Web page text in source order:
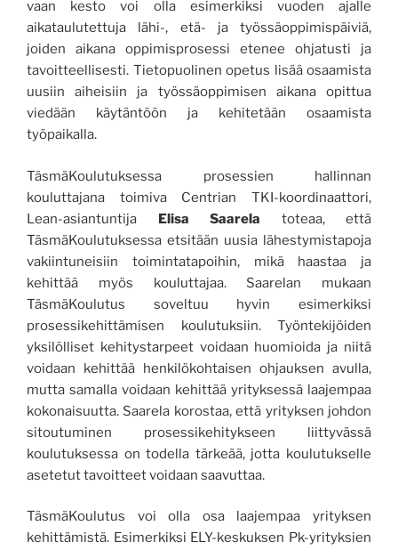
vaan kesto voi olla esimerkiksi vuoden ajalle
aikataulutettuja lähi-, etä- ja työssäoppimispäiviä,
joiden aikana oppimisprosessi etenee ohjatusti ja
tavoitteellisesti. Tietopuolinen opetus lisää osaamista
uusiin aiheisiin ja työssäoppimisen aikana opittua
viedään käytäntöön ja kehitetään osaamista
työpaikalla.
TäsmäKoulutuksessa prosessien hallinnan
kouluttajana toimiva Centrian TKI-koordinaattori,
Lean-asiantuntija Elisa Saarela toteaa, että
TäsmäKoulutuksessa etsitään uusia lähestymistapoja
vakiintuneisiin toimintatapoihin, mikä haastaa ja
kehittää myös kouluttajaa. Saarelan mukaan
TäsmäKoulutus soveltuu hyvin esimerkiksi
prosessikehittämisen koulutuksiin. Työntekijöiden
yksilölliset kehitystarpeet voidaan huomioida ja niitä
voidaan kehittää henkilökohtaisen ohjauksen avulla,
mutta samalla voidaan kehittää yrityksessä laajempaa
kokonaisuutta. Saarela korostaa, että yrityksen johdon
sitoutuminen prosessikehitykseen liittyvässä
koulutuksessa on todella tärkeää, jotta koulutukselle
asetetut tavoitteet voidaan saavuttaa.
TäsmäKoulutus voi olla osa laajempaa yrityksen
kehittämistä. Esimerkiksi ELY-keskuksen Pk-yrityksien